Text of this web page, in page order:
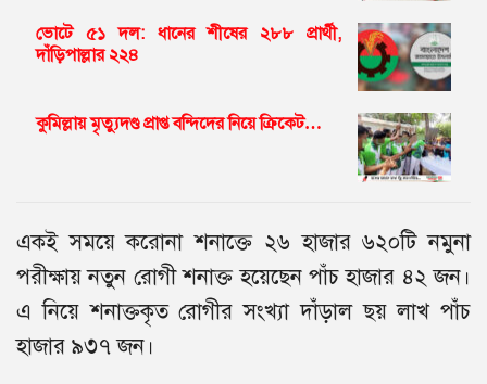
ভোটে ৫১ দল: ধানের শীষের ২৮৮ প্রার্থী,
দাঁড়িপাল্লার ২২৪
কুমিল্লায় মৃত্যুদণ্ড প্রাপ্ত বন্দিদের নিয়ে ক্রিকেট…
একই সময়ে করোনা শনাক্তে ২৬ হাজার ৬২০টি নমুনা
পরীক্ষায় নতুন রোগী শনাক্ত হয়েছেন পাঁচ হাজার ৪২ জন।
এ নিয়ে শনাক্তকৃত রোগীর সংখ্যা দাঁড়াল ছয় লাখ পাঁচ
হাজার ৯৩৭ জন।